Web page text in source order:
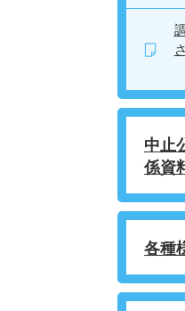
中止
係資
各種